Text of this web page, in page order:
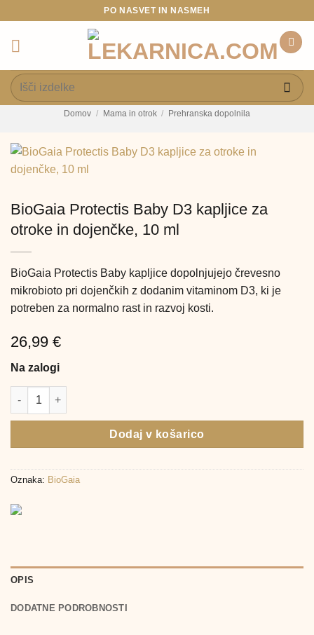
vsebino
PO NASVET IN NASMEH
Išči:
Domov / Mama in otrok / Prehranska dopolnila
BioGaia Protectis Baby D3 kapljice za
otroke in dojenčke, 10 ml
BioGaia Protectis Baby kapljice dopolnjujejo črevesno
mikrobioto pri dojenčkih z dodanim vitaminom D3, ki je
potreben za normalno rast in razvoj kosti.
26,99 €
Na zalogi
BioGaia Protectis Baby D3 kapljice za otroke in dojenčke, 10
Dodaj v košarico
Oznaka: BioGaia
OPIS
DODATNE PODROBNOSTI